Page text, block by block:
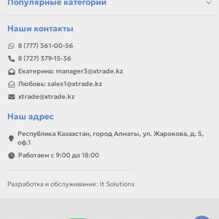
Если параметры в карточке совпадают с вашей моделью
ремонта, заправки, печати или пополнения складского
Популярные категории
Наши контакты
8 (777) 361-00-56
8 (727) 379-15-36
Екатерина: manager3@xtrade.kz
Любовь: sales1@xtrade.kz
xtrade@xtrade.kz
Наш адрес
Республика Казахстан, город Алматы, ул. Жарокова, д. 5,
оф.1
Работаем с 9:00 до 18:00
Разработка и обслуживание: It Solutions